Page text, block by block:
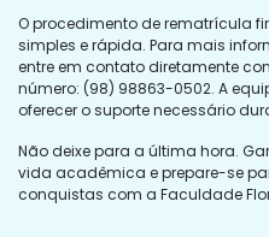
O procedimento de rematrícula
simples e rápida. Para mais
entre em contato diretamente
número: (98) 98863-0502. A
oferecer o suporte necessário
Não deixe para a última hora.
vida acadêmica e prepare-se
conquistas com a Faculdade